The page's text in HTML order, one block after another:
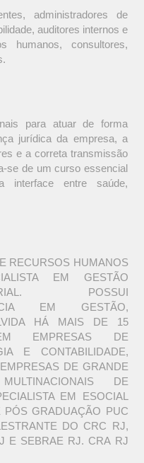
administradores de
auditores internos e
humanos, consultores,
para atuar de forma
jurídica da empresa, a
e a correta transmissão
se de um curso essencial
interface entre saúde,
RECURSOS HUMANOS
EM GESTÃO
POSSUI
EM GESTÃO,
HÁ MAIS DE 15
EMPRESAS DE
E CONTABILIDADE,
DE GRANDE
DE
EM ESOCIAL
GRADUAÇÃO PUC
DO CRC RJ,
E SEBRAE RJ. CRA RJ